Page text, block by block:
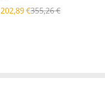
202,89 €355,26 €